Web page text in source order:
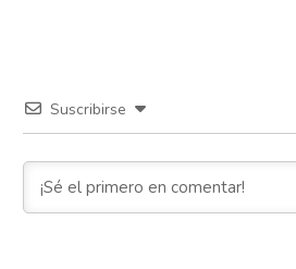
Suscribirse